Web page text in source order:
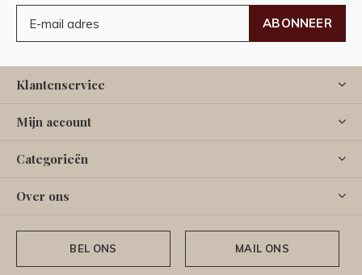
ABONNEER
Klantenservice
Mijn account
Categorieën
Over ons
BEL ONS MAIL ONS